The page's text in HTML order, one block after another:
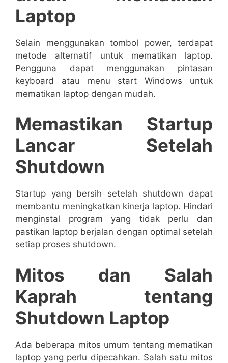
Laptop
Selain menggunakan tombol power, terdapat
metode alternatif untuk mematikan laptop.
Pengguna dapat menggunakan pintasan
keyboard atau menu start Windows untuk
mematikan laptop dengan mudah.
Memastikan Startup
Lancar Setelah
Shutdown
Startup yang bersih setelah shutdown dapat
membantu meningkatkan kinerja laptop. Hindari
menginstal program yang tidak perlu dan
pastikan laptop berjalan dengan optimal setelah
setiap proses shutdown.
Mitos dan Salah
Kaprah tentang
Shutdown Laptop
Ada beberapa mitos umum tentang mematikan
laptop yang perlu dipecahkan. Salah satu mitos